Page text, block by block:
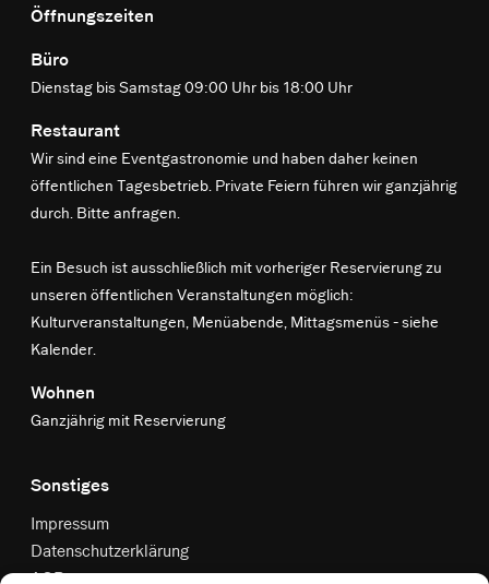
Öffnungszeiten
Büro
Dienstag bis Samstag 09:00 Uhr bis 18:00 Uhr
Restaurant
Wir sind eine Eventgastronomie und haben daher keinen
öffentlichen Tagesbetrieb. Private Feiern führen wir ganzjährig
durch. Bitte anfragen.
Ein Besuch ist ausschließlich mit vorheriger Reservierung zu
unseren öffentlichen Veranstaltungen möglich:
Kulturveranstaltungen, Menüabende, Mittagsmenüs -siehe
Kalender.
Wohnen
Ganzjährig mit Reservierung
Sonstiges
Impressum
Datenschutzerklärung
AGB